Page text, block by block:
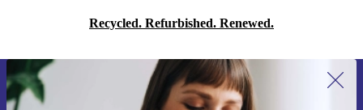
Recycled. Refurbished. Renewed.
Erstmals zum Newsletter anmelden,